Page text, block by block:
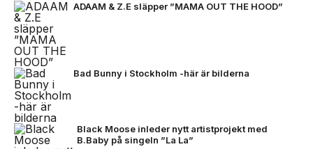
ADAAM & Z.E släpper ”MAMA OUT THE HOOD”
Bad Bunny i Stockholm -här är bilderna
Black Moose inleder nytt artistprojekt med
B.Baby på singeln ”La La”